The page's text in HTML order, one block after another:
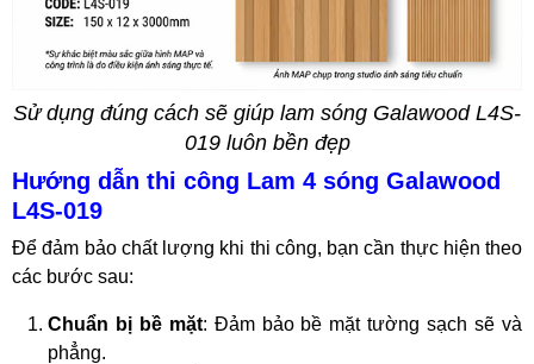
Sử dụng đúng cách sẽ giúp lam sóng Galawood L4S-
019 luôn bền đẹp
Hướng dẫn thi công Lam 4 sóng Galawood
L4S-019
Để đảm bảo chất lượng khi thi công, bạn cần thực hiện theo
các bước sau:
Chuẩn bị bề mặt: Đảm bảo bề mặt tường sạch sẽ và
phẳng.